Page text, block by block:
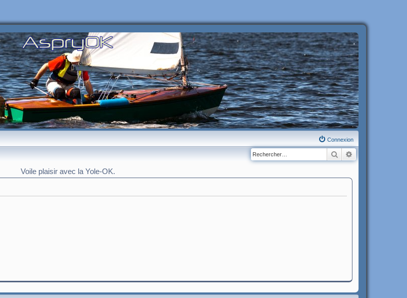
Connexion
Rechercher
Voile plaisir avec la Yole-OK.